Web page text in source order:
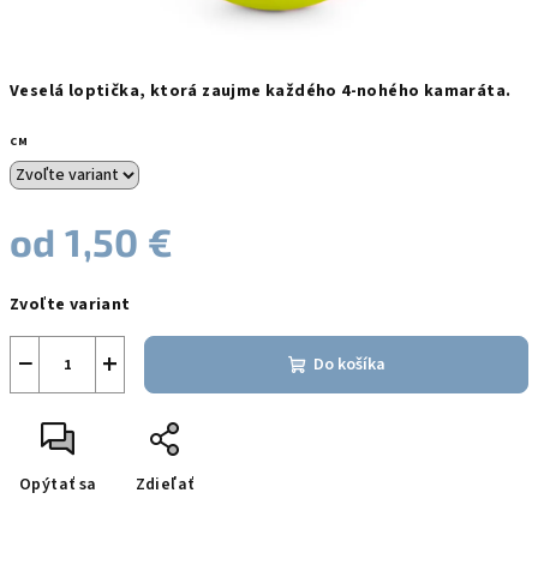
Veselá loptička, ktorá zaujme každého 4-nohého kamaráta.
CM
od1,50 €
cena:
Zvoľte variant
+
− Do košíka
Opýtať sa Zdieľať